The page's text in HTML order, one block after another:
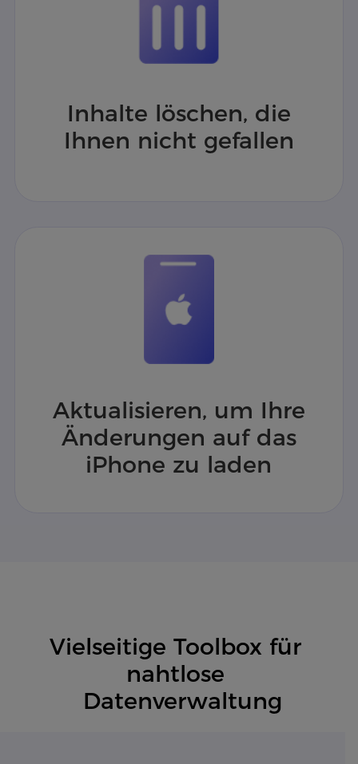
Inhalte löschen, die
Ihnen nicht gefallen
Aktualisieren, um Ihre
Änderungen auf das
iPhone zu laden
Vielseitige Toolbox für
nahtlose
Datenverwaltung